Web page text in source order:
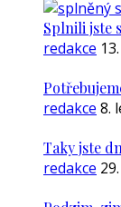
Splnili jste
redakce
redakce 8.
Taky jste
redakce